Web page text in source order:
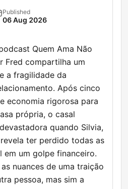
Published
06 Aug 2026
Quem Ama Não
Fred compartilha um
a fragilidade da
Após cinco
economia rigorosa para
própria, o casal
quando Silvia,
ter perdido todas as
em um golpe financeiro.
nuances de uma traição
pessoa, mas sim a